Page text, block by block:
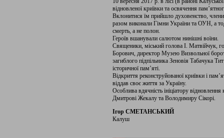
відновленої криївки та освячення
Вклонитися їм прийшло духовенство,
разом виконали Гімни України та ОУН, а
смерть, а не полон.
Героїв вшанували салютом нинішні воїни.
Священики, міський голова І. Матвійчук,
Борович, директор Музею Визвольної
загиблого підпільника Зеновія Табачука
історичної пам’яті.
Відкриття реконструйованої криївки і
віддав своє життя за Україну.
Особлива вдячність ініціатору
Дмитрові Жекалу та Володимиру Сікорі.
Ігор СМЕТАНСЬКИЙ
Калуш